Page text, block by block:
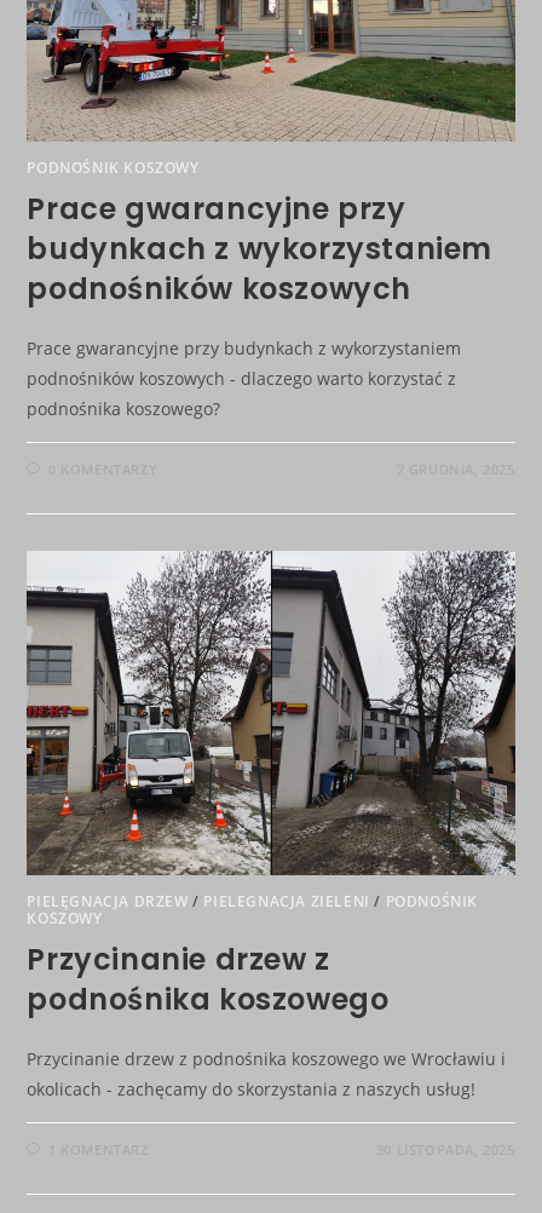
PODNOŚNIK KOSZOWY
Prace gwarancyjne przy
budynkach z wykorzystaniem
podnośników koszowych
Prace gwarancyjne przy budynkach z wykorzystaniem
podnośników koszowych - dlaczego warto korzystać z
podnośnika koszowego?
PIELĘGNACJA DRZEW / PIELEGNACJA ZIELENI / PODNOŚNIK
KOSZOWY
Przycinanie drzew z
podnośnika koszowego
Przycinanie drzew z podnośnika koszowego we Wrocławiu i
okolicach - zachęcamy do skorzystania z naszych usług!